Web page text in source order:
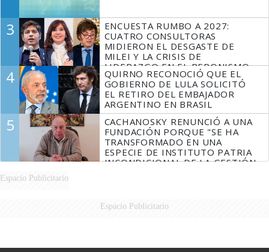
3
ENCUESTA RUMBO A 2027:
CUATRO CONSULTORAS
MIDIERON EL DESGASTE DE
MILEI Y LA CRISIS DE
LIDERAZGO EN EL PERONISMO
4
QUIRNO RECONOCIÓ QUE EL
GOBIERNO DE LULA SOLICITÓ
EL RETIRO DEL EMBAJADOR
ARGENTINO EN BRASIL
5
CACHANOSKY RENUNCIÓ A UNA
FUNDACIÓN PORQUE "SE HA
TRANSFORMADO EN UNA
ESPECIE DE INSTITUTO PATRIA
INCONDICIONAL DE LA GESTIÓN
Espacio Publicitario
Espacio Publicitario